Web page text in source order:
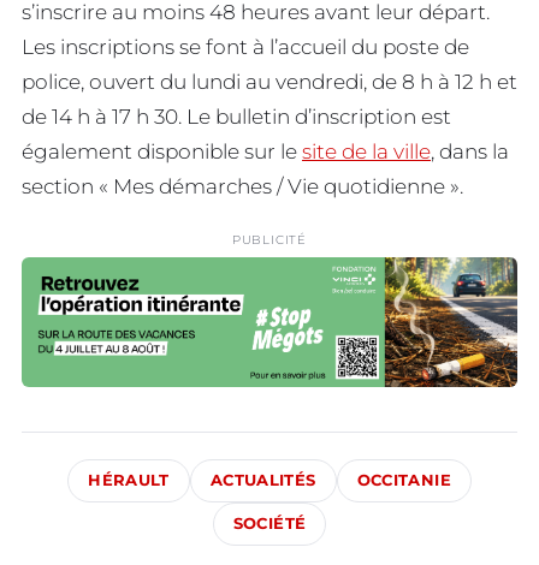
s’inscrire au moins 48 heures avant leur départ.
Les inscriptions se font à l’accueil du poste de
police, ouvert du lundi au vendredi, de 8 h à 12 h et
de 14 h à 17 h 30. Le bulletin d’inscription est
également disponible sur le site de la ville, dans la
section « Mes démarches / Vie quotidienne ».
PUBLICITÉ
HÉRAULT ACTUALITÉS OCCITANIE
SOCIÉTÉ